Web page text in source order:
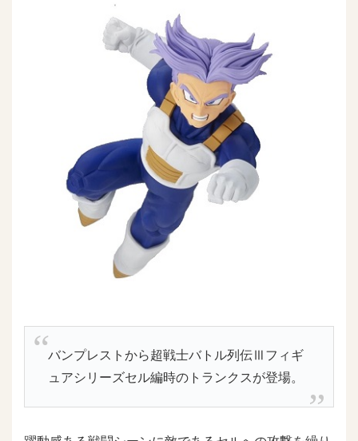
バンプレストから超戦士バトル列伝Ⅲフィギ
ュアシリーズセル編時のトランクスが登場。